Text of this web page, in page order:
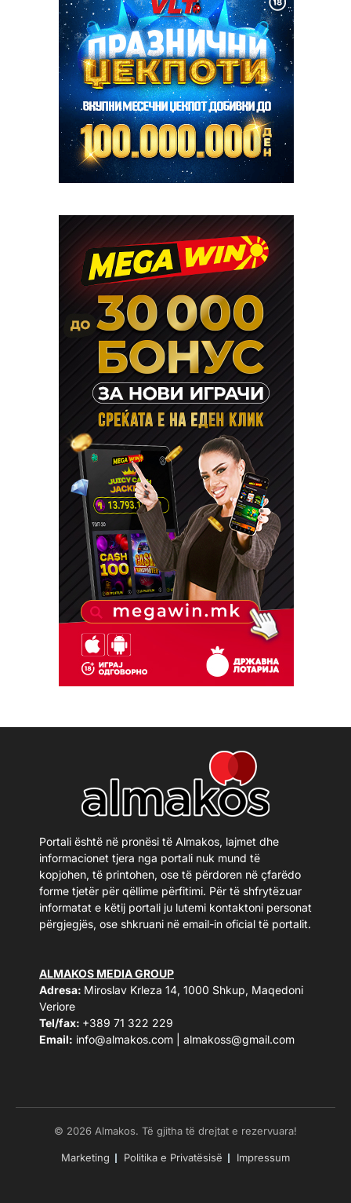
Portali është në pronësi të Almakos, lajmet dhe
informacionet tjera nga portali nuk mund të
kopjohen, të printohen, ose të përdoren në çfarëdo
forme tjetër për qëllime përfitimi. Për të shfrytëzuar
informatat e këtij portali ju lutemi kontaktoni personat
përgjegjës, ose shkruani në email-in oficial të portalit.
ALMAKOS MEDIA GROUP
Adresa: Miroslav Krleza 14, 1000 Shkup, Maqedoni
Veriore
Tel/fax: +389 71 322 229
Email: info@almakos.com almakoss@gmail.com
© 2026 Almakos. Të gjitha të drejtat e rezervuara!
Marketing Politika e Privatësisë Impressum